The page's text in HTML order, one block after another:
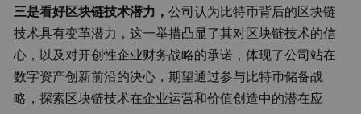
三是看好区块链技术潜力，公司认为比特币背后的区块链
技术具有变革潜力，这一举措凸显了其对区块链技术的信
心，以及对开创性企业财务战略的承诺，体现了公司站在
数字资产创新前沿的决心，期望通过参与比特币储备战
略，探索区块链技术在企业运营和价值创造中的潜在应